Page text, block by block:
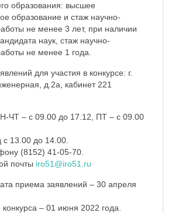
образования: высшее
образование и стаж научно-
не менее 3 лет, при наличии
наук, стаж научно-
не менее 1 года.
для участия в конкурсе: г.
д.2а, кабинет 221
ЧТ – с 09.00 до 17.12, ПТ – с 09.00
13.00 до 14.00.
(8152) 41-05-70.
почты iro51@iro51.ru
приема заявлений – 30 апреля
– 01 июня 2022 года.